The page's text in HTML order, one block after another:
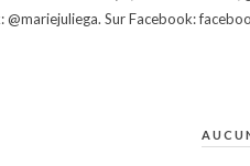
@mariejuliega. Sur Facebook: